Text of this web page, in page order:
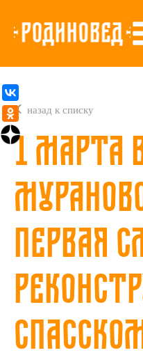
назад к списку
1 марта
первая